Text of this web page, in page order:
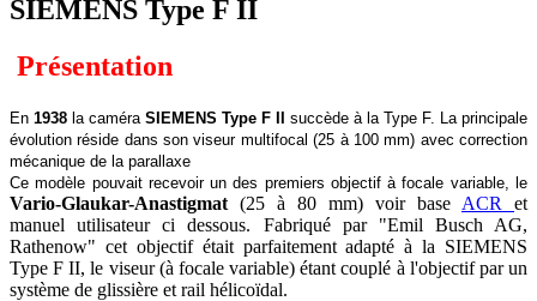
SIEMENS Type F II
Présentation
En 1938 la caméra SIEMENS Type F II succède à la Type F. La principale
évolution réside dans son viseur multifocal (25 à 100 mm) avec correction
mécanique de la parallaxe
Ce modèle pouvait recevoir un des premiers objectif à focale variable, le
Vario-Glaukar-Anastigmat (25 à 80 mm) voir base ACR et
manuel utilisateur ci dessous. Fabriqué par "Emil Busch AG,
Rathenow" cet objectif était parfaitement adapté à la SIEMENS
Type F II, le viseur (à focale variable) étant couplé à l'objectif par un
système de glissière et rail hélicoïdal.